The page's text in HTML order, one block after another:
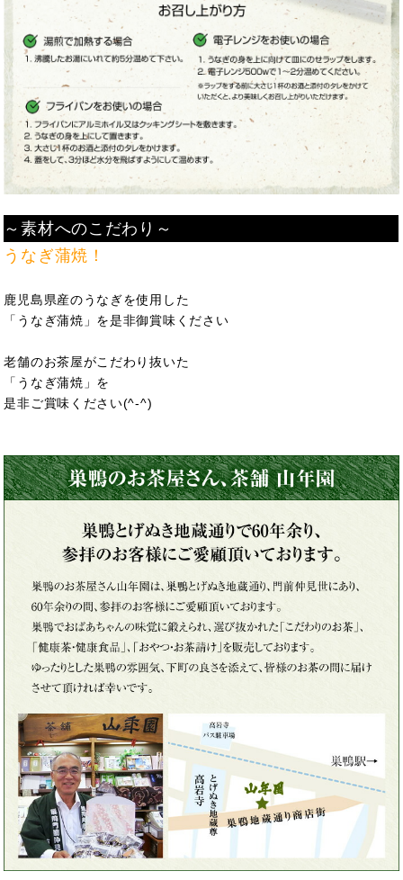
～素材へのこだわり～
うなぎ蒲焼！
鹿児島県産のうなぎを使用した
「うなぎ蒲焼」を是非御賞味ください
老舗のお茶屋がこだわり抜いた
「うなぎ蒲焼」を
是非ご賞味ください(^-^)